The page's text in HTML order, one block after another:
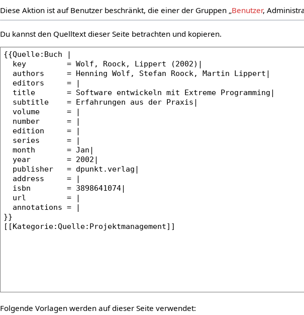
Diese Aktion ist auf Benutzer beschränkt, die einer der Gruppen „Benutzer,
Du kannst den Quelltext dieser Seite betrachten und kopieren.
Folgende Vorlagen werden auf dieser Seite verwendet: